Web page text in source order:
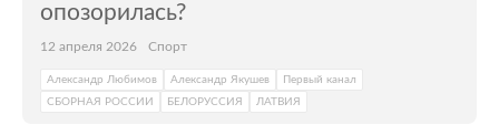
опозорилась?
12 апреля 2026 Спорт
Александр Любимов Александр Якушев
Первый канал
СБОРНАЯ РОССИИ
БЕЛОРУССИЯ ЛАТВИЯ